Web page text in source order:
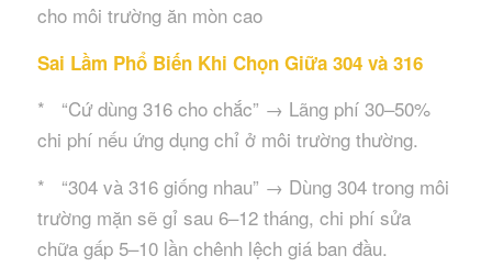
cho môi trường ăn mòn cao
Sai Lầm Phổ Biến Khi Chọn Giữa 304 và 316
* “Cứ dùng 316 cho chắc” → Lãng phí 30–50%
chi phí nếu ứng dụng chỉ ở môi trường thường.
* “304 và 316 giống nhau” → Dùng 304 trong môi
trường mặn sẽ gỉ sau 6–12 tháng, chi phí sửa
chữa gấp 5–10 lần chênh lệch giá ban đầu.